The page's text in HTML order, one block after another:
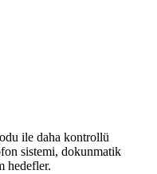
ile daha kontrollü
sistemi, dokunmatik
hedefler.